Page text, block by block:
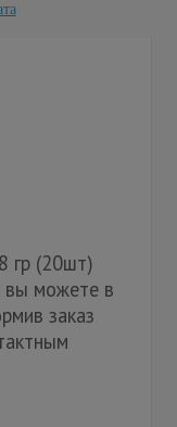
гр (20шт)
вы можете в
заказ